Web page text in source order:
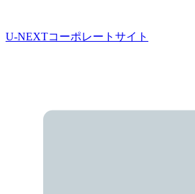
U-NEXTコーポレートサイト